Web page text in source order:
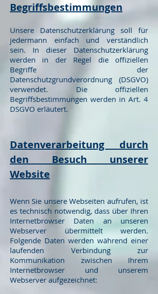
Begriffsbestimmungen
Unsere Datenschutzerklärung soll für
jedermann einfach und verständlich
sein. In dieser Datenschutzerklärung
werden in der Regel die offiziellen
Begriffe der
Datenschutzgrundverordnung (DSGVO)
verwendet. Die offiziellen
Begriffsbestimmungen werden in Art. 4
DSGVO erläutert.
Datenverarbeitung durch
den Besuch unserer
Website
Wenn Sie unsere Webseiten aufrufen, ist
es technisch notwendig, dass über Ihren
Internetbrowser Daten an unseren
Webserver übermittelt werden.
Folgende Daten werden während einer
laufenden Verbindung zur
Kommunikation zwischen Ihrem
Internetbrowser und unserem
Webserver aufgezeichnet: